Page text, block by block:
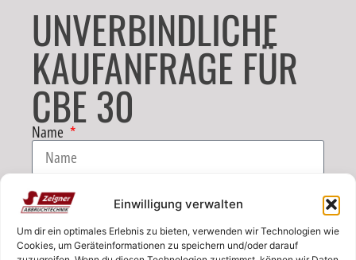
Einwilligung verwalten
Um dir ein optimales Erlebnis zu bieten, verwenden wir Technologien wie
Cookies, um Geräteinformationen zu speichern und/oder darauf
UNVERBINDLICHE
KAUFANFRAGE FÜR
CBE 30
Name
E-Mail
Telefon